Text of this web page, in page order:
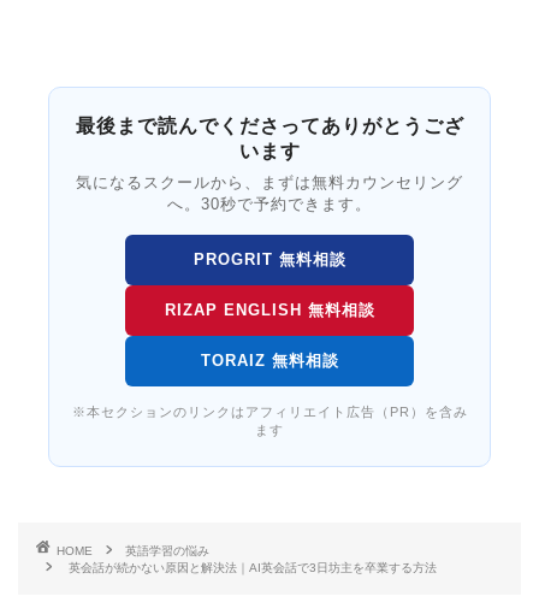
最後まで読んでくださってありがとうござ
います
気になるスクールから、まずは無料カウンセリング
へ。30秒で予約できます。
PROGRIT 無料相談
RIZAP ENGLISH 無料相談
TORAIZ 無料相談
※本セクションのリンクはアフィリエイト広告（PR）を含み
ます
HOME
英語学習の悩み
英会話が続かない原因と解決法｜AI英会話で3日坊主を卒業する方法